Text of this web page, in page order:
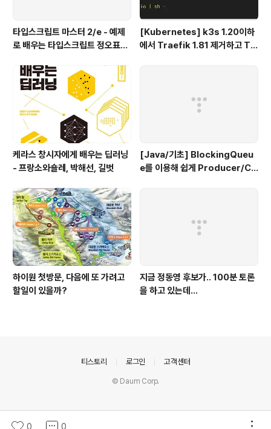
타입스크립트 마스터 2/e - 예제
로 배우는 타입스크립트 정오표
[Kubernetes] k3s 1.20이하
에서 Traefik 1.81 제거하고 Tr
케라스 창시자에게 배우는 딥러닝
- 프랑소와숄레, 박해선, 길벗
[Java/기초] BlockingQueu
e를 이용해 쉽게 Producer/Co
하이원 첫방문, 다음에 또 가려고
할일이 있을까?
지금 정동영 후보가.. 100분 토론
을 하고 있는데...
0 0
티스토리 로그인 고객센터
© Daum Corp.